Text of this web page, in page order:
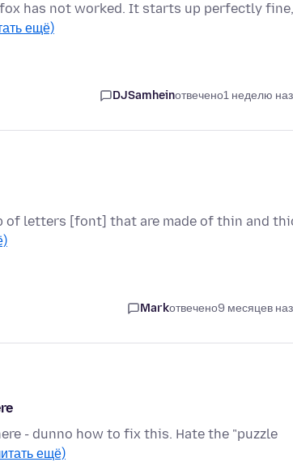
has not worked. It starts up perfectly fine,
ещё)
DJSamheinотвечено1 неделю
of letters [font] that are made of thin and
Markотвечено9 месяцев
- dunno how to fix this. Hate the "puzzle
ещё)